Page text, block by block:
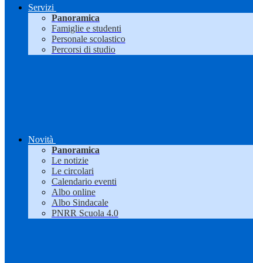
Servizi
Panoramica
Famiglie e studenti
Personale scolastico
Percorsi di studio
Novità
Panoramica
Le notizie
Le circolari
Calendario eventi
Albo online
Albo Sindacale
PNRR Scuola 4.0